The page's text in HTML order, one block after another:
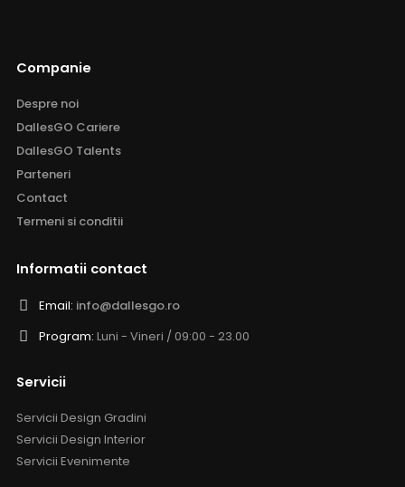
Companie
Despre noi
DallesGO Cariere
DallesGO Talents
Parteneri
Contact
Termeni si conditii
Informatii contact
Email: info@dallesgo.ro
Program: Luni - Vineri / 09:00 - 23.00
Servicii
Servicii Design Gradini
Servicii Design Interior
Servicii Evenimente